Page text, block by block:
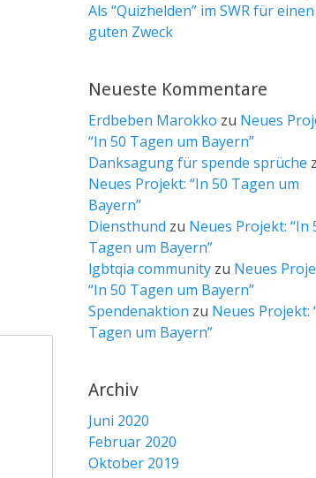
Als “Quizhelden” im SWR für einen
guten Zweck
Neueste Kommentare
Erdbeben Marokko zu Neues
“In 50 Tagen um Bayern”
Danksagung für spende sprüche
Neues Projekt: “In 50 Tagen um
Bayern”
Diensthund zu Neues Projekt: “In
Tagen um Bayern”
lgbtqia community zu Neues
“In 50 Tagen um Bayern”
Spendenaktion zu Neues Projekt:
Tagen um Bayern”
Archiv
Juni 2020
Februar 2020
Oktober 2019